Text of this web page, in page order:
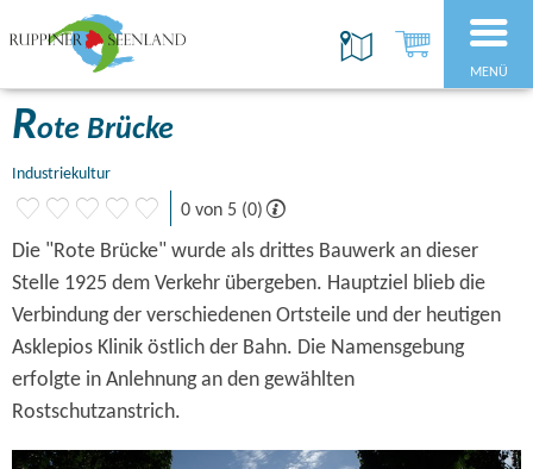
MENÜ
Rote Brücke
Industriekultur
0 von 5 (0)
Die "Rote Brücke" wurde als drittes Bauwerk an dieser
Stelle 1925 dem Verkehr übergeben. Hauptziel blieb die
Verbindung der verschiedenen Ortsteile und der heutigen
Asklepios Klinik östlich der Bahn. Die Namensgebung
erfolgte in Anlehnung an den gewählten
Rostschutzanstrich.